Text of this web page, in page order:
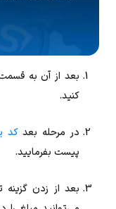
بعد از آن به
کنید.
در مرحله بعدکد
پیست بفرمایید.
بعد از زدن